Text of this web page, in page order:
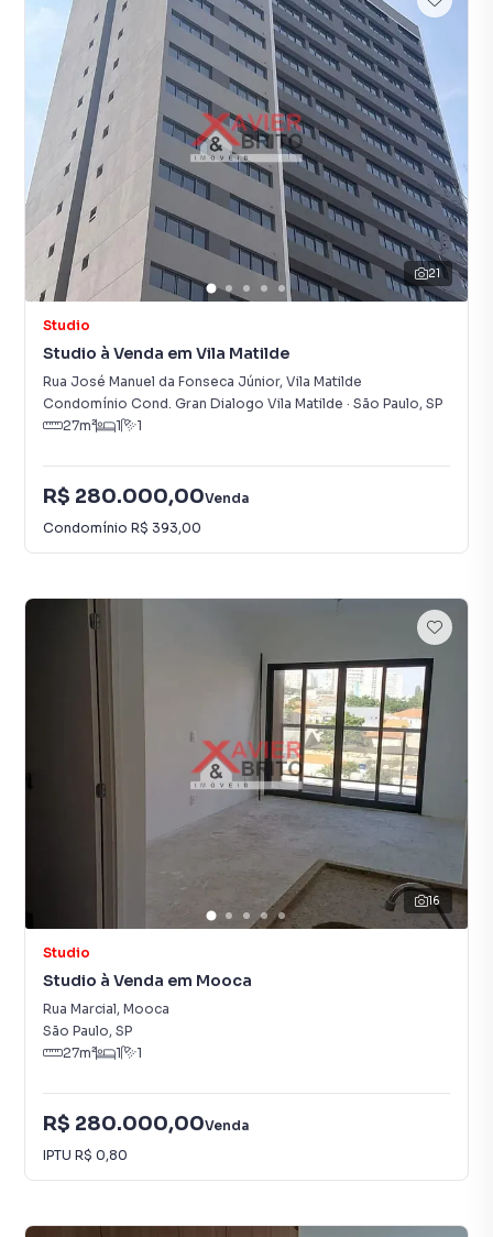
21
Studio
Studio à Venda em Vila Matilde
Rua José Manuel da Fonseca Júnior, Vila Matilde
Condomínio Cond. Gran Dialogo Vila Matilde · São Paulo, SP
27m² 1 1
R$ 280.000,00Venda
Condomínio R$ 393,00
16
Studio
Studio à Venda em Mooca
Rua Marcial, Mooca
São Paulo, SP
27m² 1 1
R$ 280.000,00Venda
IPTU R$ 0,80